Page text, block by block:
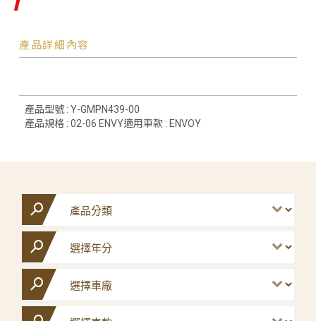
產品詳細內容
產品型號 : Y-GMPN439-00
產品規格 : 02-06 ENVY適用車款 : ENVOY